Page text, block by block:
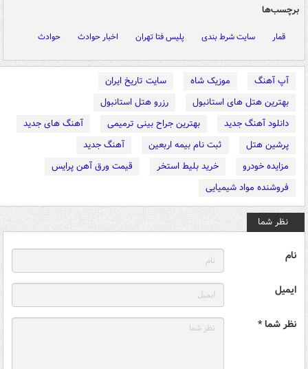
برچسب‌ها
قمار سایت شرط بندی پلیس فتا تهران اخبار حوادث حوادث
آپ آهنگ موزیک شاه
سایت تاریخ ایران
بهترین هتل های استانبول
رزرو هتل استانبول
دانلود آهنگ جدید
بهترین جراح بینی ترمیمی
آهنگ های جدید
پرشین هتل
ثبت نام بیمه اربعین
آهنگ جدید
مزایده خودرو
خرید بلیط استخر
قیمت ورق آهن پرایس
فروشنده مواد شیمیایی
نظر شما
نام
ایمیل
نظر شما *